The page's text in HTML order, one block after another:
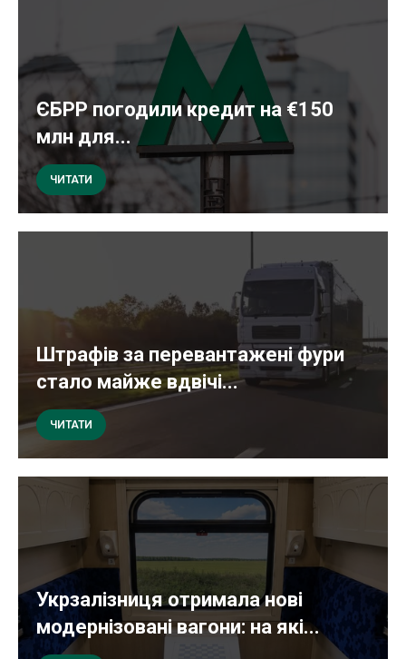
ЄБРР погодили кредит на €150
млн для...
ЧИТАТИ
Штрафів за перевантажені фури
стало майже вдвічі...
ЧИТАТИ
Укрзалізниця отримала нові
модернізовані вагони: на які...